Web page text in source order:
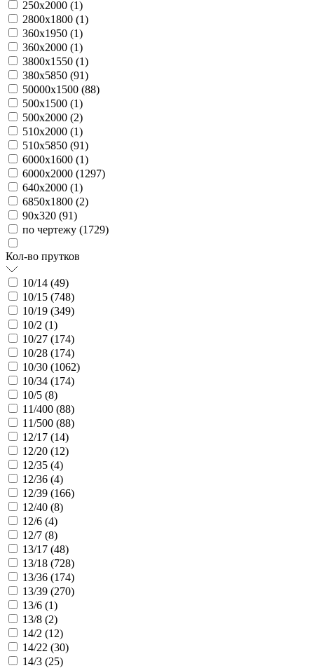
250х2000 (1)
2800х1800 (1)
360х1950 (1)
360х2000 (1)
3800х1550 (1)
380х5850 (91)
50000х1500 (88)
500х1500 (1)
500х2000 (2)
510х2000 (1)
510х5850 (91)
6000х1600 (1)
6000х2000 (1297)
640х2000 (1)
6850х1800 (2)
90х320 (91)
по чертежу (1729)
Кол-во прутков
10/14 (49)
10/15 (748)
10/19 (349)
10/2 (1)
10/27 (174)
10/28 (174)
10/30 (1062)
10/34 (174)
10/5 (8)
11/400 (88)
11/500 (88)
12/17 (14)
12/20 (12)
12/35 (4)
12/36 (4)
12/39 (166)
12/40 (8)
12/6 (4)
12/7 (8)
13/17 (48)
13/18 (728)
13/36 (174)
13/39 (270)
13/6 (1)
13/8 (2)
14/2 (12)
14/22 (30)
14/3 (25)